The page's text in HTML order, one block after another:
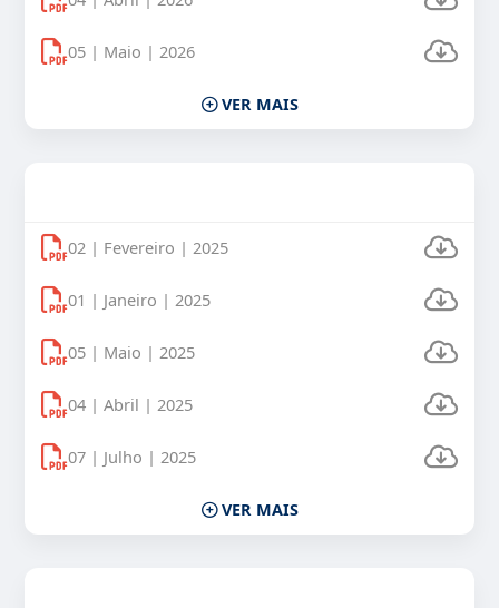
05 | Maio | 2026
VER MAIS
02 | Fevereiro | 2025
01 | Janeiro | 2025
05 | Maio | 2025
04 | Abril | 2025
07 | Julho | 2025
VER MAIS